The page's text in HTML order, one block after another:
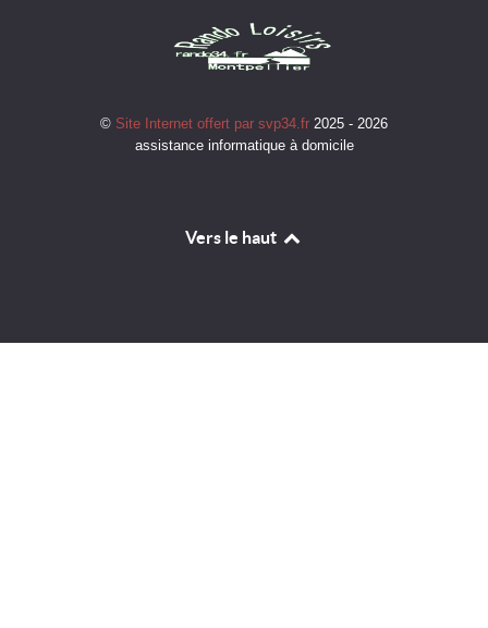
© Site Internet offert par svp34.fr 2025 - 2026
assistance informatique à domicile
Vers le haut